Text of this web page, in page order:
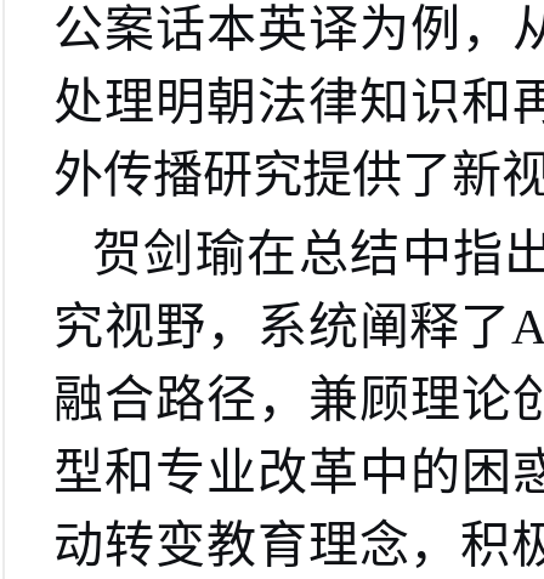
公案话本英译为例，
处理明朝法律知识和
外传播研究提供了新
贺剑瑜在总结中指
究视野，系统阐释了
融合路径，兼顾理论
型和专业改革中的困
动转变教育理念，积